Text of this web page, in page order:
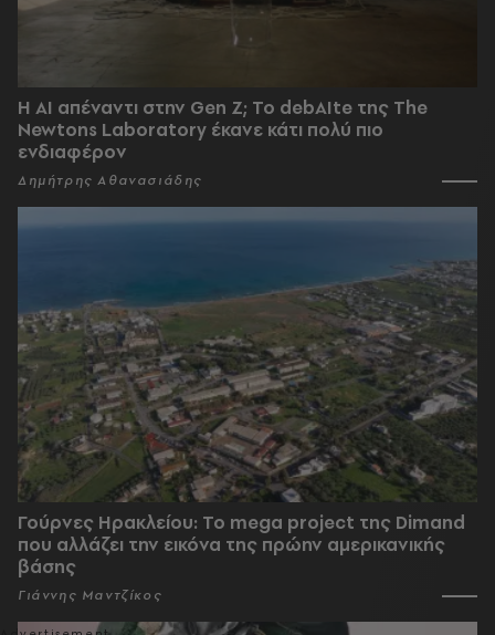
Η AI απέναντι στην Gen Z; Το debAIte της The
Newtons Laboratory έκανε κάτι πολύ πιο
ενδιαφέρον
Δημήτρης Αθανασιάδης
Γούρνες Ηρακλείου: To mega project της Dimand
που αλλάζει την εικόνα της πρώην αμερικανικής
βάσης
Γιάννης Μαντζίκος